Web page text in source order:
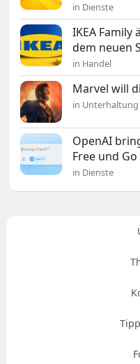
in Dienste
IKEA
dem neuen
in Handel
Marvel will
in Unterhaltung
OpenAI
Free und Go
in Dienste